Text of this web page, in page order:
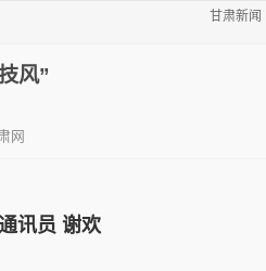
甘肃新闻
风”
网
讯员 谢欢